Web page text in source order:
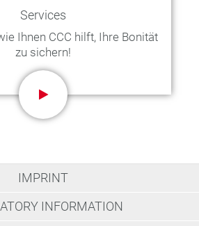
Services
Ihnen CCC hilft, Ihre Bonität
zu sichern!
IMPRINT
INFORMATION